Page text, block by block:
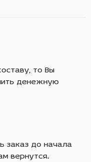
то Вы
денежную
заказ до начала
вернутся.